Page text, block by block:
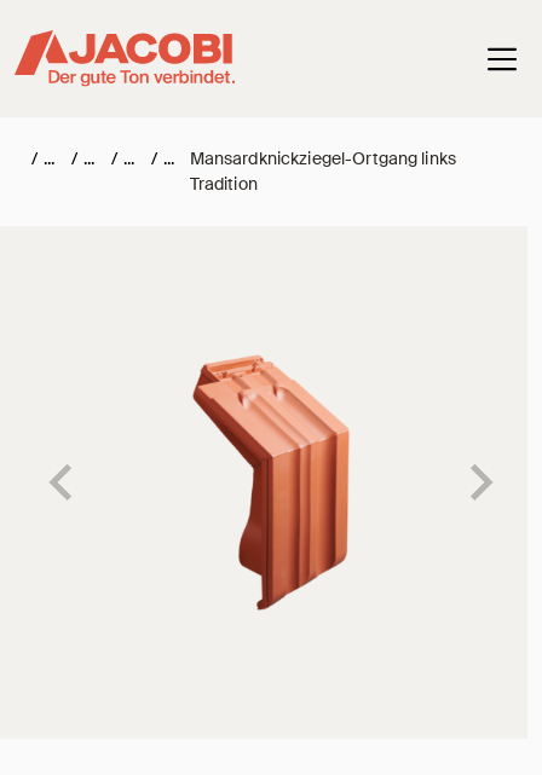
/ / / /
Mansardknickziegel-Ortgang links
Tradition